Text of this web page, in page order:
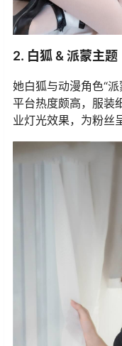
2. 白狐 & 派蒙主题
她白狐与动漫角色“
平台热度颇高，服装
业灯光效果，为粉丝